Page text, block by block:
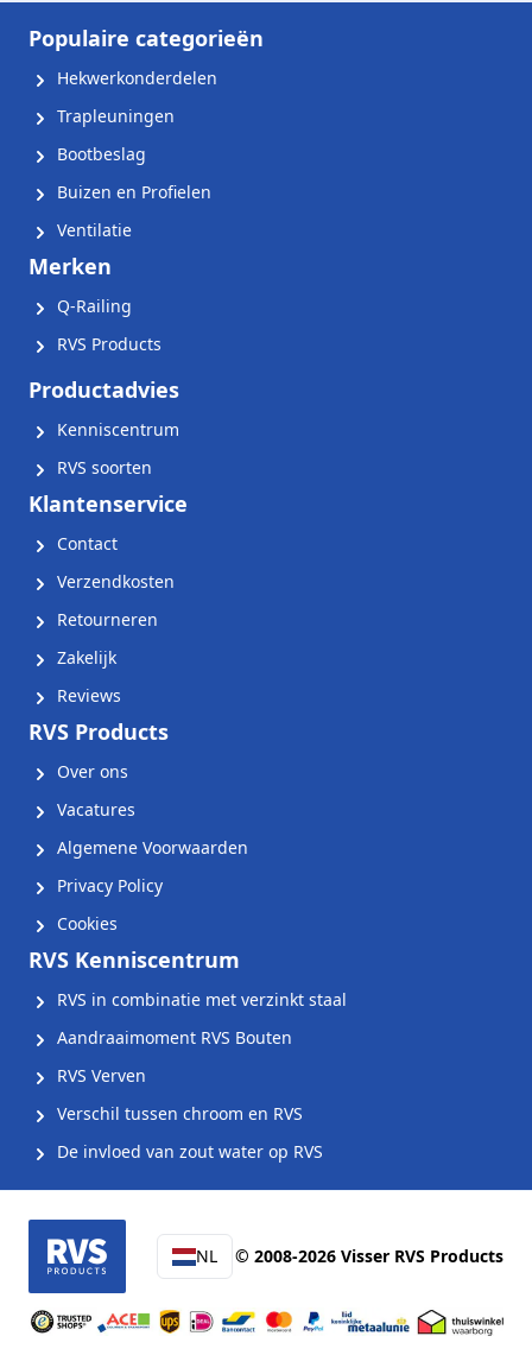
Populaire categorieën
Hekwerkonderdelen
Trapleuningen
Bootbeslag
Buizen en Profielen
Ventilatie
Merken
Q-Railing
RVS Products
Productadvies
Kenniscentrum
RVS soorten
Klantenservice
Contact
Verzendkosten
Retourneren
Zakelijk
Reviews
RVS Products
Over ons
Vacatures
Algemene Voorwaarden
Privacy Policy
Cookies
RVS Kenniscentrum
RVS in combinatie met verzinkt staal
Aandraaimoment RVS Bouten
RVS Verven
Verschil tussen chroom en RVS
De invloed van zout water op RVS
NL © 2008-2026 Visser RVS Products